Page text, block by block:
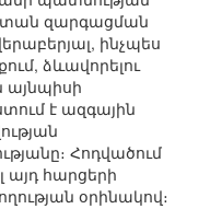
զարգացման
ինչպես
ձևավորելու
այնպիսի
է ազգային
Հոդվածում
հարցերի
օրինակով։